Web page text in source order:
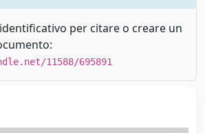
per citare o creare un
11588/695891